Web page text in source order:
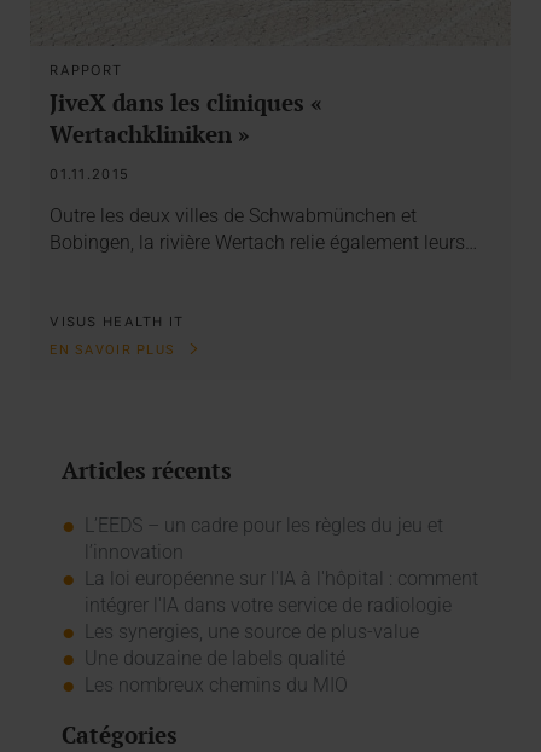
RAPPORT
JiveX dans les cliniques «
Wertachkliniken »
01.11.2015
Outre les deux villes de Schwabmünchen et
Bobingen, la rivière Wertach relie également leurs…
VISUS HEALTH IT
EN SAVOIR PLUS
Articles récents
L’EEDS – un cadre pour les règles du jeu et
l’innovation
La loi européenne sur l'IA à l'hôpital : comment
intégrer l'IA dans votre service de radiologie
Les synergies, une source de plus-value
Une douzaine de labels qualité
Les nombreux chemins du MIO
Catégories